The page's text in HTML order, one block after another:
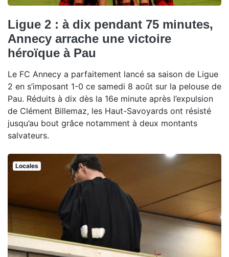
Ligue 2 : à dix pendant 75 minutes,
Annecy arrache une victoire
héroïque à Pau
Le FC Annecy a parfaitement lancé sa saison de Ligue
2 en s’imposant 1-0 ce samedi 8 août sur la pelouse de
Pau. Réduits à dix dès la 16e minute après l’expulsion
de Clément Billemaz, les Haut-Savoyards ont résisté
jusqu’au bout grâce notamment à deux montants
salvateurs.
Locales